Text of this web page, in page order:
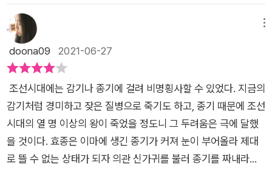
을 앓다가 생을 마감했는지 《조선왕조실록》에조차 전하지 않는
다.  조선 최초의 백신은 누가, 어떻게 도입했을까? 18세기 말에
이르러서야 천연두 예방접종법인 종두법이 처음으로 조선에 도
입되었다. 그 주인공은 바로 정약용이다. 그는 자신의 의서 《마과
회통》에 인두종법(人痘種法)을 소개했다. 이는 천연두를 앓는
사람에게서 두즙(痘汁), 즉 진물을 취하여 인체에 주입하는 방법
이다. 소의 두즙을 접종하는 우두종법(牛痘種法)도 함께 기술했
는데, 인두종법에 비해 훨씬 안전하지만 서양에서 들어왔다는 이
유로 배척되어 본격적으로 시행되지 못했다. 이후 한동안 종두법
이 중단되었다가 1876년 강화도조약에 따른 개항 이후 지석영에
마도 김점의 아이는 단순한 감기가 아니라 독감이었을지도 모른
다. 흔히 중풍(中風)으로 불리는 뇌졸중(腦卒中)은 조선시대나
지금이나 참으로 어려운 병이다. 예나 지금이나 중풍에 걸리면,
‘풍 맞았다’는 표현을 한다. 그 당시 중풍은 누워 있다가 죽는 병
으로 여겼다. 현대 의학에선 재활치료를 통해 기능회복을 도와주
지만, 그 당시엔 오직 침과 한약뿐이었을 것이다. 그래서 그 당시
에 중풍을 앓다가 회복하면 죽을병에 걸린 사람이 소생한 것처럼
신기하게 생각했다. 조선 왕들의 죽음을 ‘독살’로 연결시켜 책을
쓴 저자도 있다. 이 책의 저자도 조선 왕들의 질병과 죽음을 주목
전의감, 실질적 수장이 어의인 왕실 전담 병원 내의원, 서민 의료
전담 병원 혜민서, 행려병자 수용시설 활인서 등 조선의 의료 체
계와 의료 시설을 소개합니다.의녀에 대해서도 이번에 제대로 알
게 되었어요. 여자로만 구성된 의사 집단인 의녀를 어떻게 양성하
시대 대표 어의녀 대장금은 무려 20여 년 동안 어의녀를 지낸 대
단한 인물이었지요. 조선의 의녀들은 당시 여자 경찰 역할, 죄인
들의 건강 관리는 물론이고 왕이 밤에 궁궐 바깥에서 거동할 때
횃불 드는 역할 등 온갖 잡다한 일을 수행했었다고 합니다.그나저
나 조선 시대에도 찜질방이 있었다는 사실! 지금의 찜질방과 유사
doona09 2021-06-27
조선시대에는 감기나 종기에 걸려 비명횡사할 수 있었다. 지금의
감기처럼 경미하고 잦은 질병으로 죽기도 하고, 종기 때문에 조선
시대의 열 명 이상의 왕이 죽었을 정도니 그 두려움은 극에 달했
을 것이다. 효종은 이마에 생긴 종기가 커져 눈이 부어올라 제대
로 뜰 수 없는 상태가 되자 의관 신가귀를 불러 종기를 짜내라고